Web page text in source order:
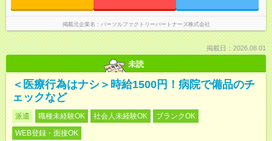
掲載元企業名 パーソルファクトリーパートナーズ株式会社
掲載日：2026.08.01
未読
＜医療行為はナシ＞時給1500円！病院で備品のチ
ェックなど
派遣 職種未経験OK 社会人未経験OK
ブランクOK
WEB登録・面接OK